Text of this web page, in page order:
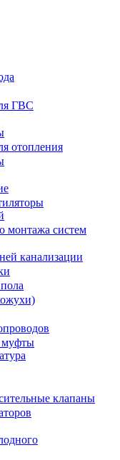
ГВС
отопления
монтажа систем
канализации
муфты
клапаны